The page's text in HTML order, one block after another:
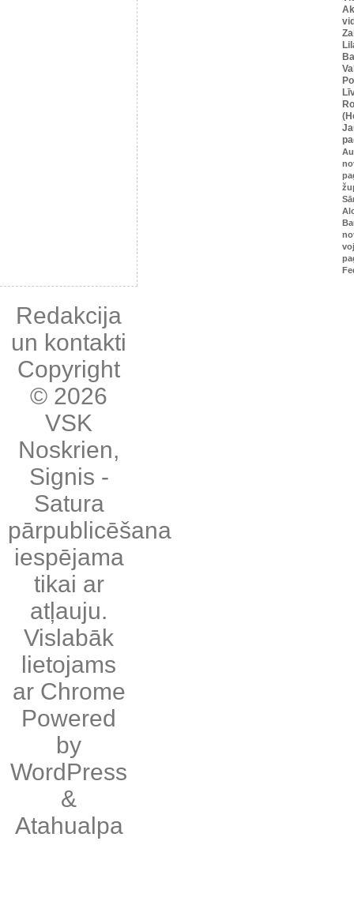
Redakcija
un kontakti
Copyright
© 2026
VSK
Noskrien,
Signis -
Satura
pārpublicēšana
iespējama
tikai ar
atļauju.
Vislabāk
lietojams
ar Chrome
Powered
by
WordPress
&
Atahualpa